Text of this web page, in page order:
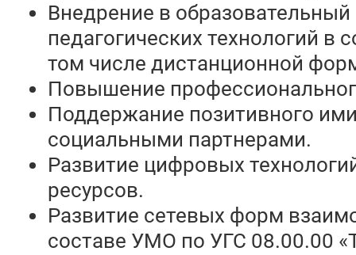
Внедрение в
педагогических технологий в
том числе дистанционной
Повышение
Поддержание позитивного
социальными партнерами.
Развитие цифровых
ресурсов.
Развитие сетевых форм
составе УМО по УГС 08.00.00